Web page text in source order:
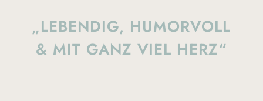
„LEBENDIG, HUMORVOLL
& MIT GANZ VIEL HERZ“